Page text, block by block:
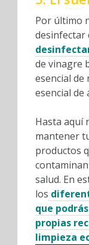
Por último
desinfectar
de vinagre
esencial de
esencial de
Hasta aquí
mantener
productos
salud. En
los
que
propias
limpieza